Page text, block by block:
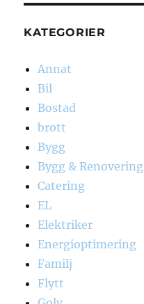
KATEGORIER
Annat
Bil
Bostad
brott
Bygg
Bygg & Renovering
Catering
EL
Elektriker
Energioptimering
Familj
Flytt